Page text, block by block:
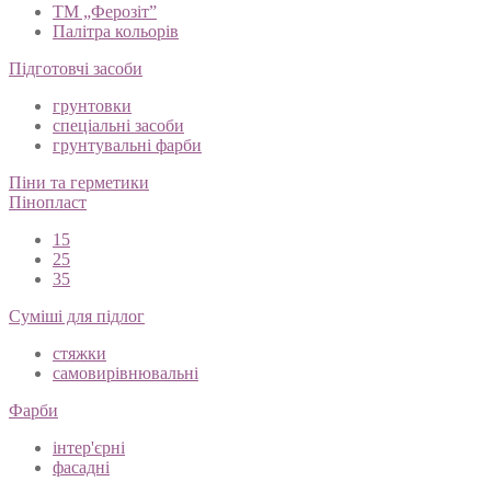
ТМ „Ферозіт”
Палітра кольорів
Підготовчі засоби
грунтовки
спеціальні засоби
грунтувальні фарби
Піни та герметики
Пінопласт
15
25
35
Суміші для підлог
стяжки
самовирівнювальні
Фарби
інтер'єрні
фасадні